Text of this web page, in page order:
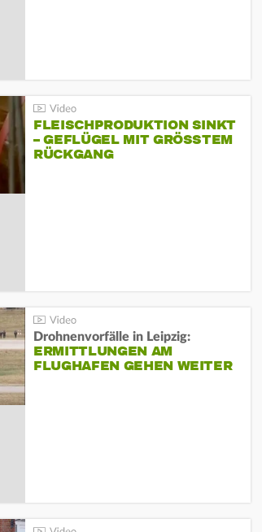
FLEISCHPRODUKTION SINKT
– GEFLÜGEL MIT GRÖSSTEM R
ÜCKGANG
Drohnenvorfälle in Leipzig:
ERMITTLUNGEN AM
FLUGHAFEN GEHEN WEITER